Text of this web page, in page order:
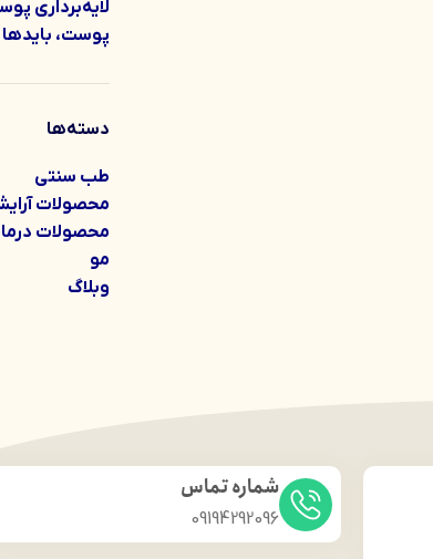
لایه‌برداری
پوست، بایدها
دسته‌ها
طب سنتی
محصولات
محصولات
مو
وبلاگ
شماره تماس
09194292096